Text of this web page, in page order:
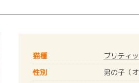
猫種
ブリティ
性別
男の子（オ